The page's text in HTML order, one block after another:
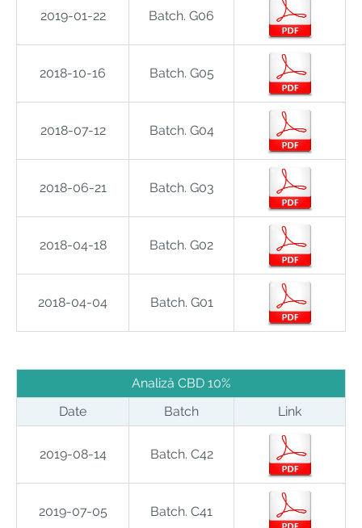
2019-01-22 Batch. G06
2018-10-16 Batch. G05
2018-07-12 Batch. G04
2018-06-21 Batch. G03
2018-04-18 Batch. G02
2018-04-04 Batch. G01
Analiză CBD 10%
Date
Batch Link
2019-08-14 Batch. C42
2019-07-05 Batch. C41